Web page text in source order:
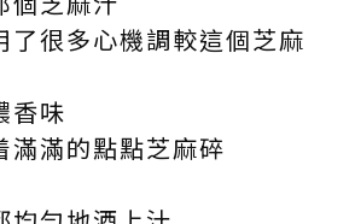
了很多心機調較這個芝麻
香味
滿滿的點點芝麻碎